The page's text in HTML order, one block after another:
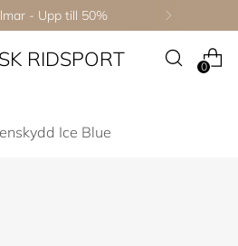
- Upp till 50%
RIDSPORT 0
Ice Blue